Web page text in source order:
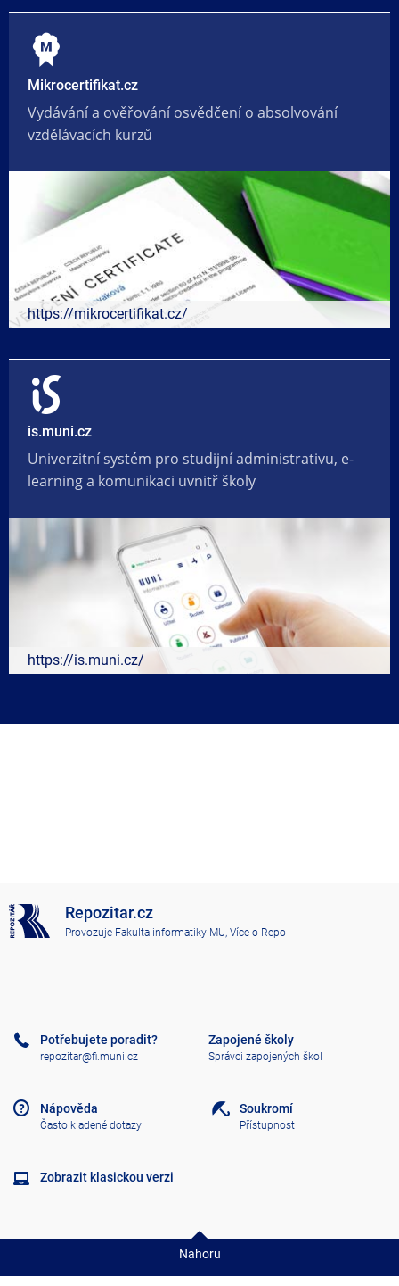
Mikrocertifikat.cz
Vydávání a ověřování osvědčení o absolvování
vzdělávacích kurzů
https://mikrocertifikat.cz/
is.muni.cz
Univerzitní systém pro studijní administrativu, e-
learning a komunikaci uvnitř školy
https://is.muni.cz/
Repozitar.cz
Provozuje Fakulta informatiky MU ,Více o Repo
Potřebujete poradit?
repozitar@fi.muni.cz
Nápověda
Často kladené dotazy
Zapojené školy
Správci zapojených škol
Soukromí
Přístupnost
Zobrazit klasickou verzi
Nahoru